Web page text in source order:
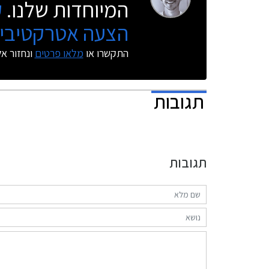
המיוחדות שלנו.
הצעה
התקשרו או מלאו פרטים ונחזור
תגובות
תגובות